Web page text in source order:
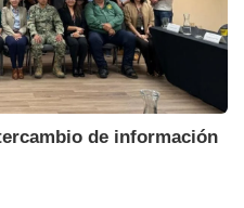
de información